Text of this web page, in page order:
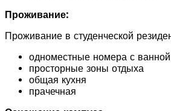
Проживание:
Проживание в студенческой
одноместные номера с ванной
просторные зоны отдыха
общая кухня
прачечная